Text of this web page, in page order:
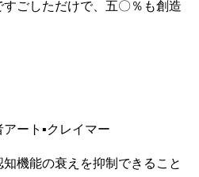
ごしただけで、五〇％も創造
ート▪クレイマー
機能の衰えを抑制できること